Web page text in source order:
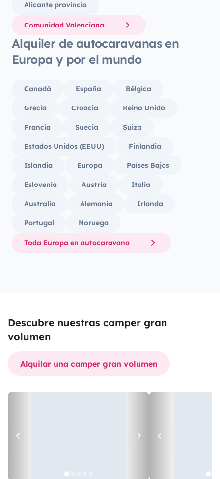
Alicante provincia
Comunidad Valenciana
Alquiler de autocaravanas en
Europa y por el mundo
Canadá España Bélgica
Grecia Croacia Reino Unido
Francia Suecia Suiza
Estados Unidos (EEUU) Finlandia
Islandia Europa Países Bajos
Eslovenia Austria Italia
Australia Alemania Irlanda
Portugal Noruega
Toda Europa en autocaravana
Descubre nuestras camper gran
volumen
Alquilar una camper gran volumen